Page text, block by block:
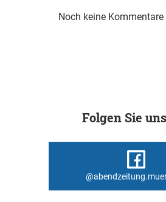
Noch keine
Folgen Sie